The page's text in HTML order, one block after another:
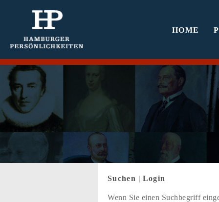
HOME
Suchen | Login
Wenn Sie einen Suchbegriff